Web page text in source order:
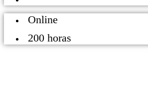
Online
200 horas